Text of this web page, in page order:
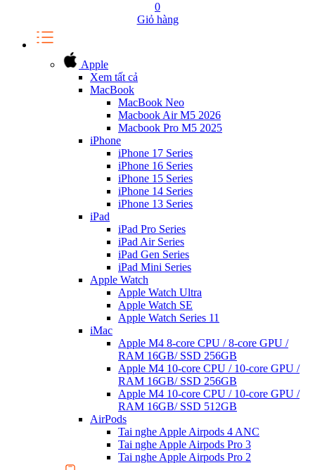
0
Giỏ hàng
Apple
Xem tất cả
MacBook
MacBook Neo
Macbook Air M5 2026
Macbook Pro M5 2025
iPhone
iPhone 17 Series
iPhone 16 Series
iPhone 15 Series
iPhone 14 Series
iPhone 13 Series
iPad
iPad Pro Series
iPad Air Series
iPad Gen Series
iPad Mini Series
Apple Watch
Apple Watch Ultra
Apple Watch SE
Apple Watch Series 11
iMac
Apple M4 8-core CPU / 8-core GPU /
RAM 16GB/ SSD 256GB
Apple M4 10-core CPU / 10-core GPU /
RAM 16GB/ SSD 256GB
Apple M4 10-core CPU / 10-core GPU /
RAM 16GB/ SSD 512GB
AirPods
Tai nghe Apple Airpods 4 ANC
Tai nghe Apple Airpods Pro 3
Tai nghe Apple Airpods Pro 2